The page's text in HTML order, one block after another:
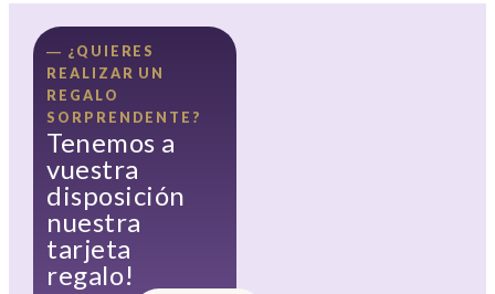
― ¿QUIERES
REALIZAR UN
REGALO
SORPRENDENTE?
Tenemos a
vuestra
disposición
nuestra
tarjeta
regalo!